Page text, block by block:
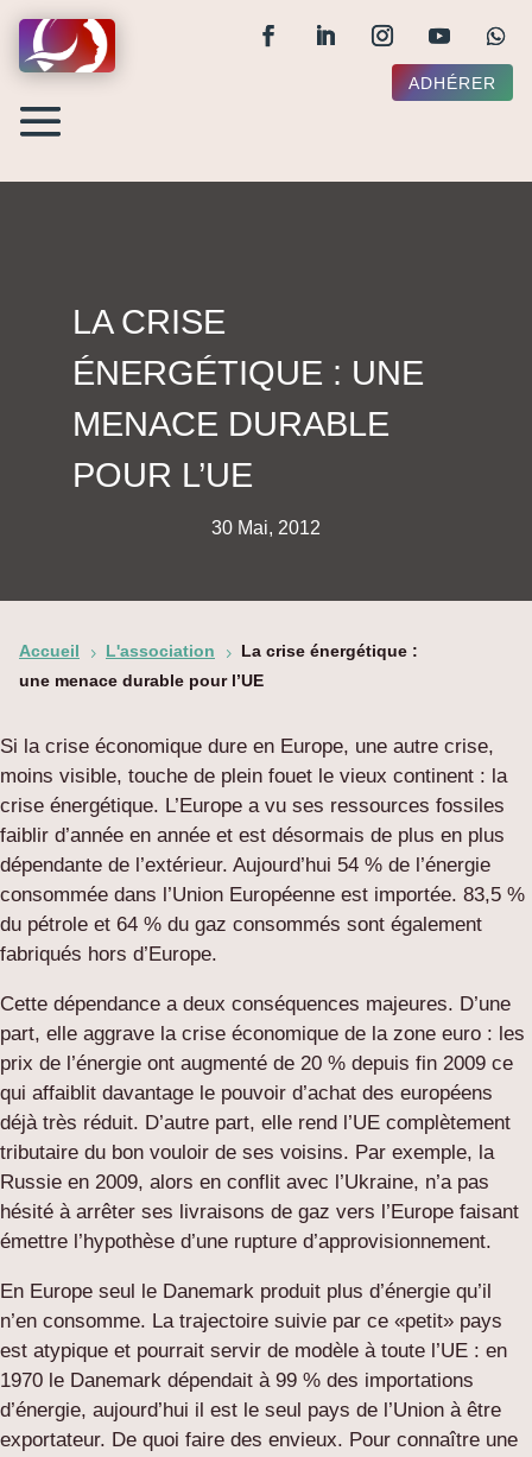
ADHÉRER
LA CRISE
ÉNERGÉTIQUE : UNE
MENACE DURABLE
POUR L’UE
30 Mai, 2012
Accueil 5 L'association 5
La crise énergétique :
une menace durable pour l’UE
Si la crise économique dure en Europe, une autre crise,
moins visible, touche de plein fouet le vieux continent : la
crise énergétique. L’Europe a vu ses ressources fossiles
faiblir d’année en année et est désormais de plus en plus
dépendante de l’extérieur. Aujourd’hui 54 % de l’énergie
consommée dans l’Union Européenne est importée. 83,5 %
du pétrole et 64 % du gaz consommés sont également
fabriqués hors d’Europe.
Cette dépendance a deux conséquences majeures. D’une
part, elle aggrave la crise économique de la zone euro : les
prix de l’énergie ont augmenté de 20 % depuis fin 2009 ce
qui affaiblit davantage le pouvoir d’achat des européens
déjà très réduit. D’autre part, elle rend l’UE complètement
tributaire du bon vouloir de ses voisins. Par exemple, la
Russie en 2009, alors en conflit avec l’Ukraine, n’a pas
hésité à arrêter ses livraisons de gaz vers l’Europe faisant
émettre l’hypothèse d’une rupture d’approvisionnement.
En Europe seul le Danemark produit plus d’énergie qu’il
n’en consomme. La trajectoire suivie par ce «petit» pays
est atypique et pourrait servir de modèle à toute l’UE : en
1970 le Danemark dépendait à 99 % des importations
d’énergie, aujourd’hui il est le seul pays de l’Union à être
exportateur. De quoi faire des envieux. Pour connaître une